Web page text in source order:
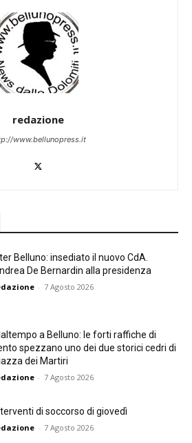
redazione
www.bellunopress.it
Belluno: insediato il nuovo CdA.
De Bernardin alla presidenza
- 7 Agosto 2026
a Belluno: le forti raffiche di
spezzano uno dei due storici cedri di
dei Martiri
- 7 Agosto 2026
di soccorso di giovedì
- 7 Agosto 2026